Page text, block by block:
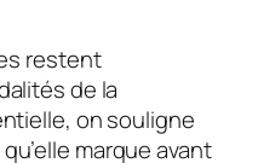
restent
de la
on souligne
marque avant